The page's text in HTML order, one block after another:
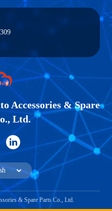
Accessories & Spare
Ltd.
& Spare Parts Co., Ltd.